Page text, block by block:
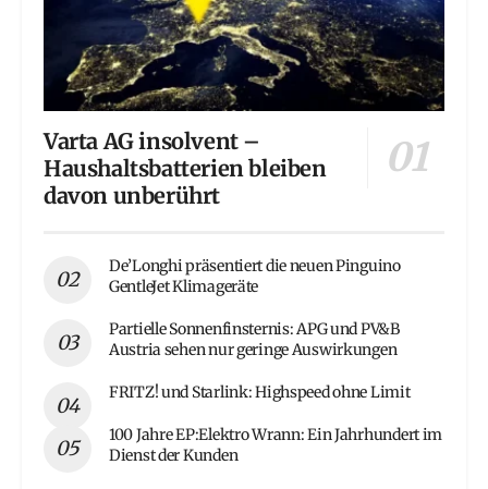
Varta AG insolvent –
Haushaltsbatterien bleiben
davon unberührt
De’Longhi präsentiert die neuen Pinguino
GentleJet Klimageräte
Partielle Sonnenfinsternis: APG und PV&B
Austria sehen nur geringe Auswirkungen
FRITZ! und Starlink: Highspeed ohne Limit
100 Jahre EP:Elektro Wrann: Ein Jahrhundert im
Dienst der Kunden